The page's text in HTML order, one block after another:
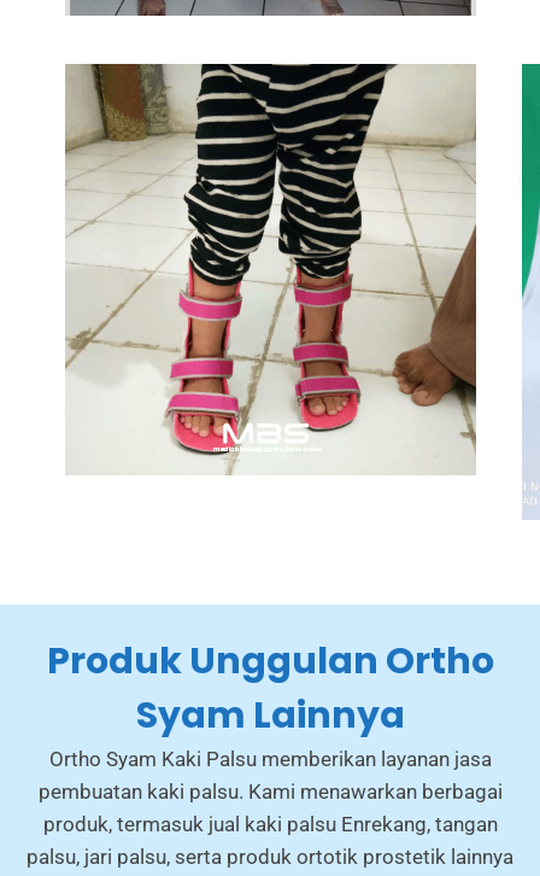
Produk Unggulan Ortho
Syam Lainnya
Ortho Syam Kaki Palsu memberikan layanan jasa
pembuatan kaki palsu. Kami menawarkan berbagai
produk, termasuk jual kaki palsu Enrekang, tangan
palsu, jari palsu, serta produk ortotik prostetik lainnya